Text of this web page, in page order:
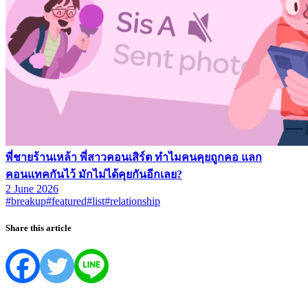
พี่ชายร้านเหล้า พี่สาวคอนเสิร์ต ทำไมคนคุยถูกคอ แลก
คอนแทคกันไว้ มักไม่ได้คุยกันอีกเลย?
2 June 2026
#breakup#featured#list#relationship
Share this article